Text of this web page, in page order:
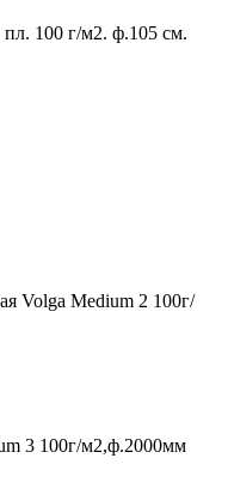
100 г/м2. ф.105 см.
Volga Medium 2 100г/
3 100г/м2,ф.2000мм